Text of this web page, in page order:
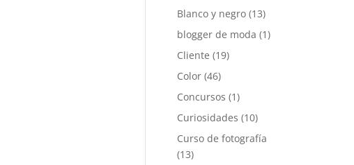
Blanco y negro (13)
blogger de moda (1)
Cliente (19)
Color (46)
Concursos (1)
Curiosidades (10)
Curso de fotografía
(13)